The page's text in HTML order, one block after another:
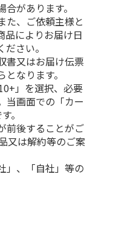
があります。
た、ご依頼主様と
品によりお届け日
さい。
書又はお届け伝票
なります。
」を選択、必要
当画面での「カー
。
前後することがご
又は解約等のご案
」、「自社」等の